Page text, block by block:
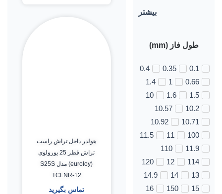
بیشتر
طول فاز (mm)
0.1
0.35
0.4
0.66
1
1.4
1.5
1.6
10
10.2
10.57
10.71
10.92
100
11
11.5
11.9
110
114
12
120
13
14
14.9
15
150
16
هولدر داخل تراش راست
تراش قطر 25 یورولوی
(euroloy) مدل S25S
TCLNR-12
تماس بگیرید